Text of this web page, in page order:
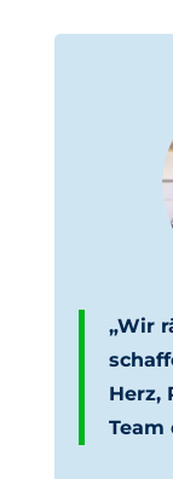
„Wir
Herz,
Team